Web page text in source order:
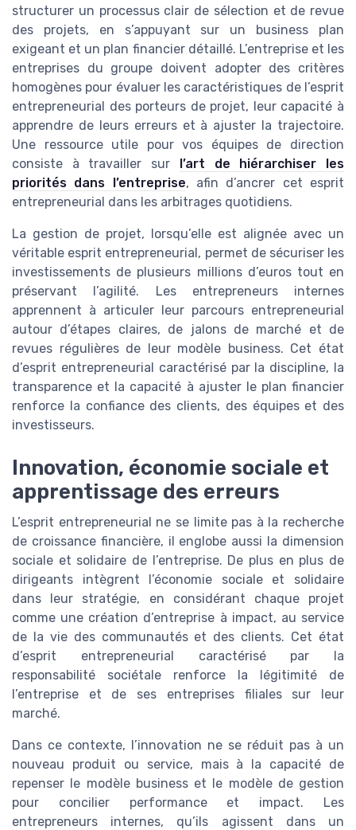
structurer un processus clair de sélection et de revue
des projets, en s’appuyant sur un business plan
exigeant et un plan financier détaillé. L’entreprise et les
entreprises du groupe doivent adopter des critères
homogènes pour évaluer les caractéristiques de l’esprit
entrepreneurial des porteurs de projet, leur capacité à
apprendre de leurs erreurs et à ajuster la trajectoire.
Une ressource utile pour vos équipes de direction
consiste à travailler sur l’art de hiérarchiser les
priorités dans l’entreprise, afin d’ancrer cet esprit
entrepreneurial dans les arbitrages quotidiens.
La gestion de projet, lorsqu’elle est alignée avec un
véritable esprit entrepreneurial, permet de sécuriser les
investissements de plusieurs millions d’euros tout en
préservant l’agilité. Les entrepreneurs internes
apprennent à articuler leur parcours entrepreneurial
autour d’étapes claires, de jalons de marché et de
revues régulières de leur modèle business. Cet état
d’esprit entrepreneurial caractérisé par la discipline, la
transparence et la capacité à ajuster le plan financier
renforce la confiance des clients, des équipes et des
investisseurs.
Innovation, économie sociale et
apprentissage des erreurs
L’esprit entrepreneurial ne se limite pas à la recherche
de croissance financière, il englobe aussi la dimension
sociale et solidaire de l’entreprise. De plus en plus de
dirigeants intègrent l’économie sociale et solidaire
dans leur stratégie, en considérant chaque projet
comme une création d’entreprise à impact, au service
de la vie des communautés et des clients. Cet état
d’esprit entrepreneurial caractérisé par la
responsabilité sociétale renforce la légitimité de
l’entreprise et de ses entreprises filiales sur leur
marché.
Dans ce contexte, l’innovation ne se réduit pas à un
nouveau produit ou service, mais à la capacité de
repenser le modèle business et le modèle de gestion
pour concilier performance et impact. Les
entrepreneurs internes, qu’ils agissent dans un